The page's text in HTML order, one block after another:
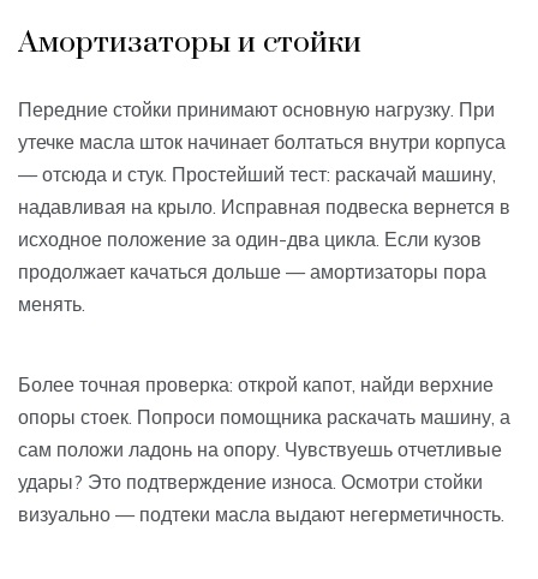
Амортизаторы и стойки
Передние стойки принимают основную нагрузку. При
утечке масла шток начинает болтаться внутри корпуса
— отсюда и стук. Простейший тест: раскачай машину,
надавливая на крыло. Исправная подвеска вернется в
исходное положение за один-два цикла. Если кузов
продолжает качаться дольше — амортизаторы пора
менять.
Более точная проверка: открой капот, найди верхние
опоры стоек. Попроси помощника раскачать машину, а
сам положи ладонь на опору. Чувствуешь отчетливые
удары? Это подтверждение износа. Осмотри стойки
визуально — подтеки масла выдают негерметичность.